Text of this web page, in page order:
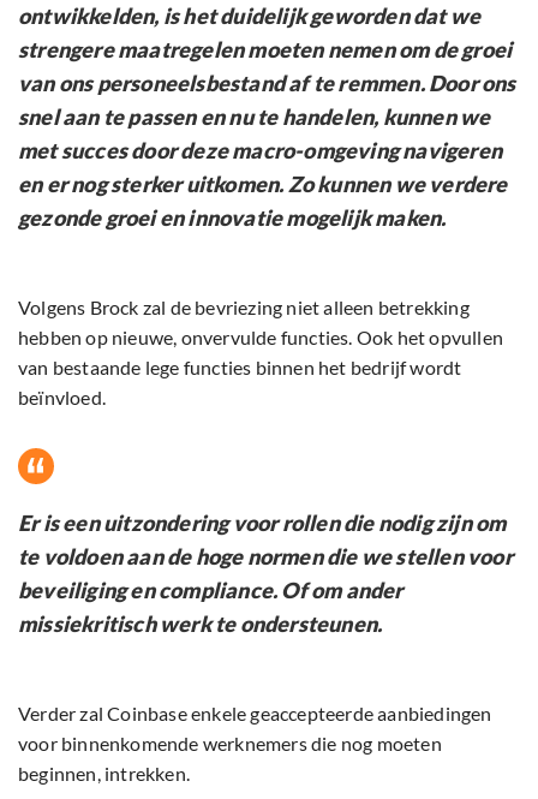
ontwikkelden, is het duidelijk geworden dat we
strengere maatregelen moeten nemen om de groei
van ons personeelsbestand af te remmen. Door ons
snel aan te passen en nu te handelen, kunnen we
met succes door deze macro-omgeving navigeren
en er nog sterker uitkomen. Zo kunnen we verdere
gezonde groei en innovatie mogelijk maken.
Volgens Brock zal de bevriezing niet alleen betrekking
hebben op nieuwe, onvervulde functies. Ook het opvullen
van bestaande lege functies binnen het bedrijf wordt
beïnvloed.
Er is een uitzondering voor rollen die nodig zijn om
te voldoen aan de hoge normen die we stellen voor
beveiliging en compliance. Of om ander
missiekritisch werk te ondersteunen.
Verder zal Coinbase enkele geaccepteerde aanbiedingen
voor binnenkomende werknemers die nog moeten
beginnen, intrekken.